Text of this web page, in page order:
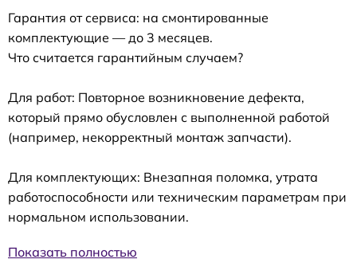
Гарантия от сервиса: на смонтированные
комплектующие — до 3 месяцев.
Что считается гарантийным случаем?
Для работ: Повторное возникновение дефекта,
который прямо обусловлен с выполненной работой
(например, некорректный монтаж запчасти).
Для комплектующих: Внезапная поломка, утрата
работоспособности или техническим параметрам при
нормальном использовании.
Показать полностью